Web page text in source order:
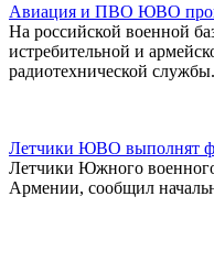
Авиация и ПВО ЮВО
На российской военной
истребительной и
радиотехнической службы.
Летчики ЮВО выполнят
Летчики Южного
Армении, сообщил